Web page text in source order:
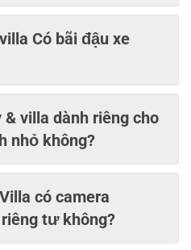
Có bãi đậu xe
& villa dành riêng cho
nhỏ không?
có camera
tư không?